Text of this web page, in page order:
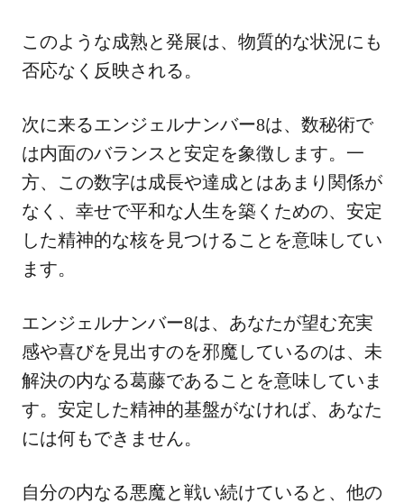
このような成熟と発展は、物質的な状況にも
否応なく反映される。
次に来るエンジェルナンバー8は、数秘術で
は内面のバランスと安定を象徴します。一
方、この数字は成長や達成とはあまり関係が
なく、幸せで平和な人生を築くための、安定
した精神的な核を見つけることを意味してい
ます。
エンジェルナンバー8は、あなたが望む充実
感や喜びを見出すのを邪魔しているのは、未
解決の内なる葛藤であることを意味していま
す。安定した精神的基盤がなければ、あなた
には何もできません。
自分の内なる悪魔と戦い続けていると、他の